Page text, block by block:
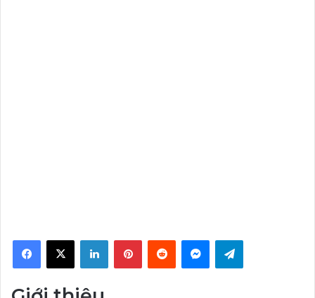
Facebook
X LinkedInPinterestReddit MessengerTelegram